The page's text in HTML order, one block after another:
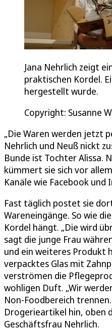
Jana Nehrlich zeigt
praktischen Kordel.
hergestellt wurde.
Copyright: Susanne
„Die Waren werden jetzt
Nehrlich und Neuß nickt
Bunde ist Tochter Alissa.
kümmert sie sich vor
Kanäle wie Facebook und
Fast täglich postet sie
Wareneingänge. So wie
Kordel hängt. „Die wird
sagt die junge Frau
und ein weiteres Produkt
verpacktes Glas mit
verströmen die
wohligen Duft. „Wir
Non-Foodbereich
Drogerieartikel hin, oben
Geschäftsfrau Nehrlich.